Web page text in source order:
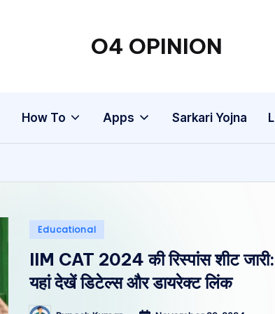
O4 OPINION
How To Apps Sarkari Yojna
Posted
Educational
IIM CAT 2024 की रिस्पांस शीट जारी:
यहां देखें डिटेल्स और डायरेक्ट लिंक